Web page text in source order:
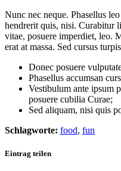
Nunc nec neque. Phasellus
hendrerit quis, nisi. Curabitur
vitae, posuere imperdiet, leo.
erat at massa. Sed cursus
Donec posuere
Phasellus accumsan
Vestibulum ante ipsum
posuere cubilia Curae;
Sed aliquam, nisi quis
Schlagworte: food, fun
Eintrag teilen